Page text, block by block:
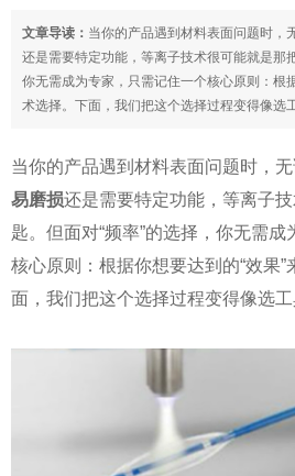
文章导读： 当你的产品遇到材料表面问题时，
还是需要特定功能，等离子技术很可能就是那
你无需成为专家，只需记住一个核心原则：根
术选择。下面，我们把这个选择过程变得像选
当你的产品遇到材料表面问题时，
易磨损还是需要特定功能，等离子
匙。但面对“频率”的选择，你无需
核心原则：根据你想要达到的“效果
面，我们把这个选择过程变得像选工